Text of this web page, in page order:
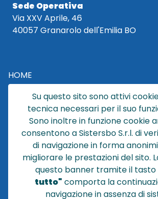
Sede Operativa
Via XXV Aprile, 46
40057 Granarolo dell'Emilia BO
HOME
CATALOGO
CHI SIAMO
NEWS
CONTATTACI
CONDIZIONI DI VENDITA
POLICY PRIVACY
NOTE LEGALI
Su questo sito sono attivi
tecnica necessari per il suo
Sono inoltre in funzione cookie
consentono a Sistersbo S.r.l. di
di navigazione in forma
migliorare le prestazioni del sito.
questo banner tramite il tasto
tutto" comporta la
navigazione in assenza di